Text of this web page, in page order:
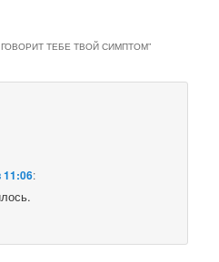
ТЕБЕ ТВОЙ СИМПТОМ”
11:06: